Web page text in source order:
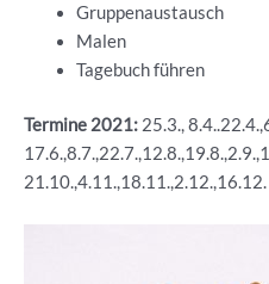
Gruppenaustausch
Malen
Tagebuch führen
Termine 2021: 25.3.,
21.10.,4.11.,18.11.,2.12.,16.12.